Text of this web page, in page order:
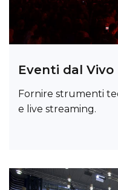
Eventi dal Vivo
Fornire strumenti
e live streaming.